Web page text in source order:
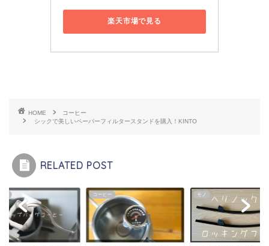
楽天市場で見る
HOME
コーヒー
シックで美しいペーパーフィルタースタンドを購入！KINTO
RELATED POST
コーヒー モノ